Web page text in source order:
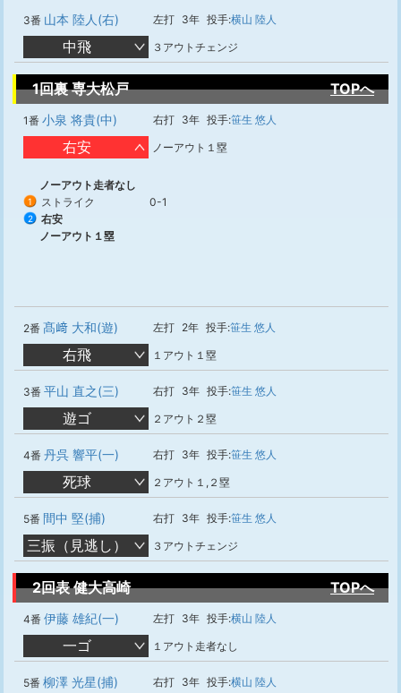
3番 山本 陸人(右) 左打 3年 投手:横山 陸人
中飛 ３アウトチェンジ
1回裏 専大松戸 TOPへ
1番 小泉 将貴(中) 右打 3年 投手:笹生 悠人
右安 ノーアウト１塁
ノーアウト走者なし
1 ストライク 0-1
2
右安
ノーアウト１塁
2番 髙﨑 大和(遊) 左打 2年 投手:笹生 悠人
右飛 １アウト１塁
3番 平山 直之(三) 右打 3年 投手:笹生 悠人
遊ゴ ２アウト２塁
4番 丹呉 響平(一) 右打 3年 投手:笹生 悠人
死球 ２アウト１,２塁
5番 間中 堅(捕) 右打 3年 投手:笹生 悠人
三振（見逃し） ３アウトチェンジ
2回表 健大高崎 TOPへ
4番 伊藤 雄紀(一) 左打 3年 投手:横山 陸人
一ゴ １アウト走者なし
5番 柳澤 光星(捕) 右打 3年 投手:横山 陸人